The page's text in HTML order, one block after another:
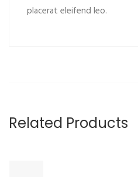
placerat eleifend leo.
Related Products